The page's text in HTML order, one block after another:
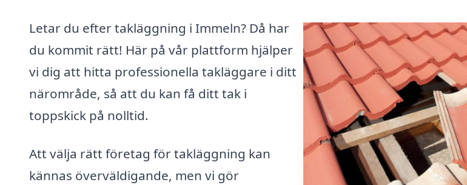
Letar du efter takläggning i Immeln? Då har
du kommit rätt! Här på vår plattform hjälper
vi dig att hitta professionella takläggare i ditt
närområde, så att du kan få ditt tak i
toppskick på nolltid.
Att välja rätt företag för takläggning kan
kännas överväldigande, men vi gör